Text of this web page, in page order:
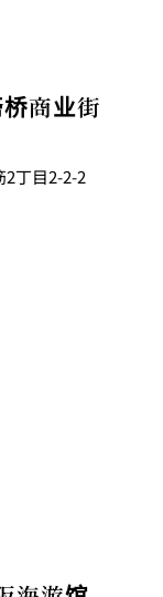
商业街
2丁目2-2-2